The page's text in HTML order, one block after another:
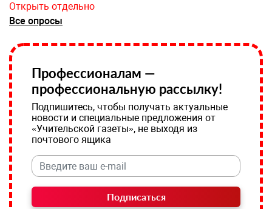
Открыть отдельно
Все опросы
Профессионалам —
профессиональную рассылку!
Подпишитесь, чтобы получать актуальные
новости и специальные предложения от
«Учительской газеты», не выходя из
почтового ящика
Подписаться